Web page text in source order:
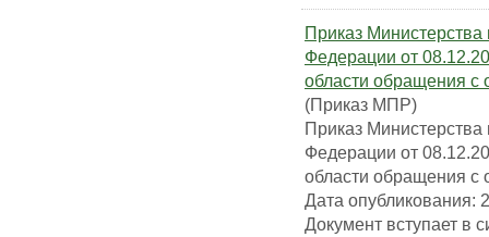
Приказ Министерства
Федерации от
области обращения с
(Приказ МПР)
Приказ Министерства
Федерации от
области обращения с
Дата опубликования:
Документ вступает в